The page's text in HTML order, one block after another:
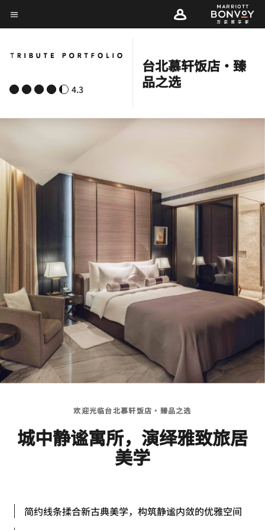
Skip
to
content
菜单文本
4.3
台北慕轩饭店·臻
品之选
欢迎光临台北慕轩饭店·臻品之选
城中静谧寓所，演绎雅致旅居
美学
简约线条揉合新古典美学，构筑静谧内敛的优雅空间